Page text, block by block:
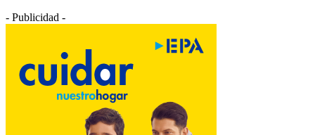
- Publicidad -